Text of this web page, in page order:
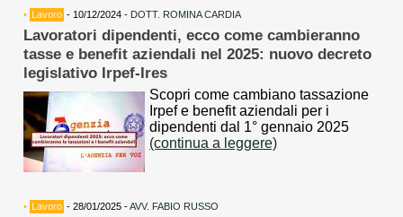
• Lavoro - 10/12/2024 - DOTT. ROMINA CARDIA
Lavoratori dipendenti, ecco come cambieranno
tasse e benefit aziendali nel 2025: nuovo decreto
legislativo Irpef-Ires
Scopri come cambiano tassazione
Irpef e benefit aziendali per i
dipendenti dal 1° gennaio 2025
(continua a leggere)
• Lavoro - 28/01/2025 -AVV. FABIO RUSSO